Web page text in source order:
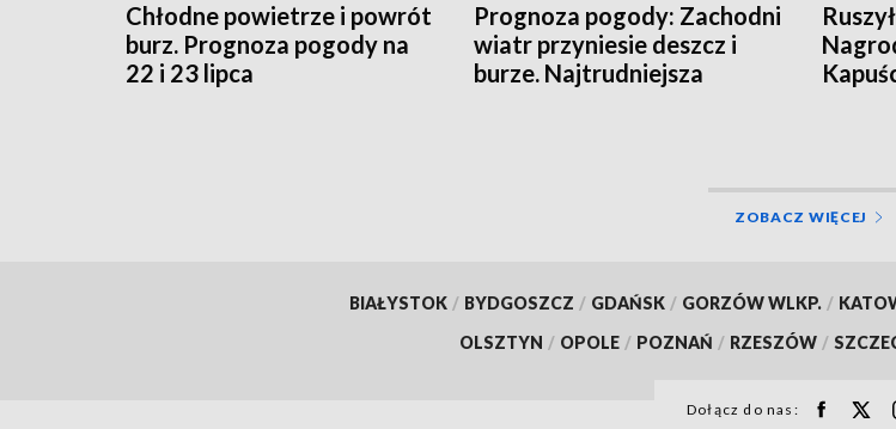
Chłodne powietrze i powrót
burz. Prognoza pogody na
22 i 23 lipca
Prognoza pogody: Zachodni
wiatr przyniesie deszcz i
burze. Najtrudniejsza
ZOBACZ WIĘCEJ
BIAŁYSTOK / BYDGOSZCZ / GDAŃSK / GORZÓW WLKP. /
OLSZTYN / OPOLE / POZNAŃ / RZESZÓW /
Dołącz do nas: